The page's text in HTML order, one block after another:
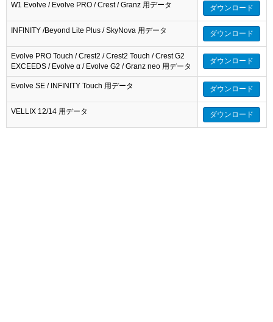
W1 Evolve / Evolve PRO / Crest / Granz 用データ ダウンロード
INFINITY /Beyond Lite Plus / SkyNova 用データ ダウンロード
Evolve PRO Touch / Crest2 / Crest2 Touch / Crest G2
EXCEEDS / Evolve α / Evolve G2 / Granz neo 用データ
ダウンロード
Evolve SE / INFINITY Touch 用データ ダウンロード
VELLIX 12/14 用データ ダウンロード